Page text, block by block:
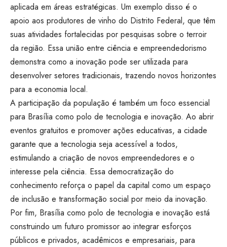
aplicada em áreas estratégicas. Um exemplo disso é o
apoio aos produtores de vinho do Distrito Federal, que têm
suas atividades fortalecidas por pesquisas sobre o terroir
da região. Essa união entre ciência e empreendedorismo
demonstra como a inovação pode ser utilizada para
desenvolver setores tradicionais, trazendo novos horizontes
para a economia local.
A participação da população é também um foco essencial
para Brasília como polo de tecnologia e inovação. Ao abrir
eventos gratuitos e promover ações educativas, a cidade
garante que a tecnologia seja acessível a todos,
estimulando a criação de novos empreendedores e o
interesse pela ciência. Essa democratização do
conhecimento reforça o papel da capital como um espaço
de inclusão e transformação social por meio da inovação.
Por fim, Brasília como polo de tecnologia e inovação está
construindo um futuro promissor ao integrar esforços
públicos e privados, acadêmicos e empresariais, para